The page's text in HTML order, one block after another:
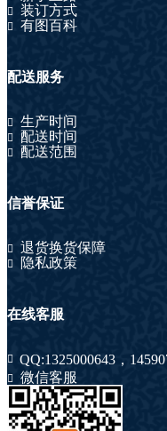
装订方式
有图百科
配送服务
生产时间
配送时间
配送范围
信誉保证
退货换货保障
隐私政策
在线客服
QQ:1325000643 ，
微信客服